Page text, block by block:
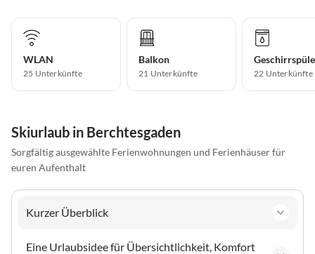
WLAN
25 Unterkünfte
Balkon
21 Unterkünfte 22 Unterkünfte
Skiurlaub in Berchtesgaden
Sorgfältig ausgewählte Ferienwohnungen und Ferienhäuser für
euren Aufenthalt
Kurzer Überblick
Eine Urlaubsidee für Übersichtlichkeit, Komfort